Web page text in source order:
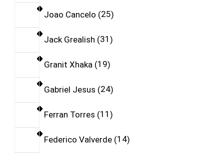
Joao Cancelo 25
Jack Grealish 31
Granit Xhaka 19
Gabriel Jesus 24
Ferran Torres 11
Federico Valverde 14